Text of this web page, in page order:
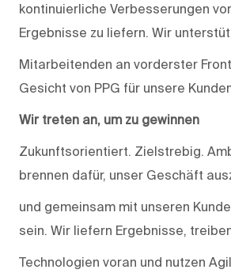
kontinuierliche Verbesserungen
Ergebnisse zu liefern. Wir
Mitarbeitenden an vorderster
Gesicht von PPG für unsere
Wir treten an, um zu gewinnen
Zukunftsorientiert. Zielstrebig.
brennen dafür, unser Geschäft
und gemeinsam mit unseren
sein. Wir liefern Ergebnisse,
Technologien voran und nutzen